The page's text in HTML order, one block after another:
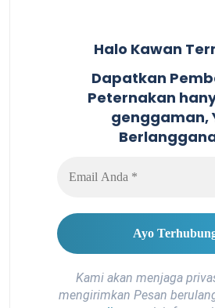
Halo Kawan
Dapatkan
Peternakan
genggaman,
Kami akan menjaga
mengirimkan Pesan